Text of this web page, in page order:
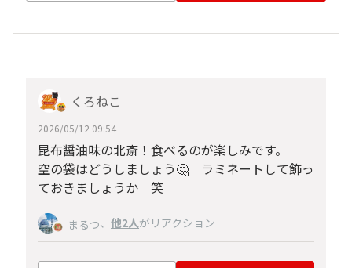
くろねこ
2026/05/12 09:54
昆布醤油味の北斎！食べるのが楽しみです。
空の袋はどうしましょう🤔 ラミネートして飾っ
ておきましょうか 笑
まるつ、 他2人がリアクション